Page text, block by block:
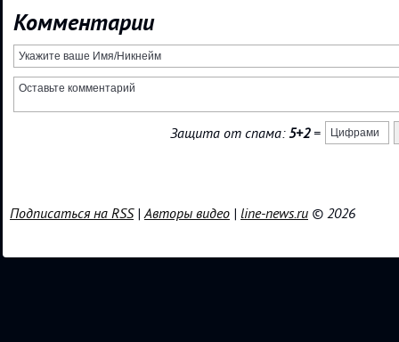
Комментарии
Защита от спама:5+2=
Подписаться на RSS|Авторы видео | line-news.ru © 2026